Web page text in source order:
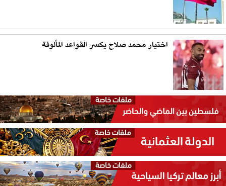
اختيار محمد صلاح يكسر القواعد المألوفة